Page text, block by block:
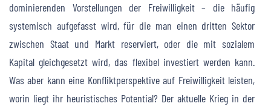
dominierenden Vorstellungen der Freiwilligkeit – die häufig
systemisch aufgefasst wird, für die man einen dritten Sektor
zwischen Staat und Markt reserviert, oder die mit sozialem
Kapital gleichgesetzt wird, das flexibel investiert werden kann.
Was aber kann eine Konfliktperspektive auf Freiwilligkeit leisten,
worin liegt ihr heuristisches Potential? Der aktuelle Krieg in der